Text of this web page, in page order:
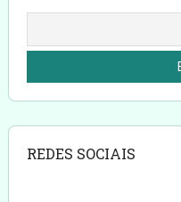
REDES SOCIAIS